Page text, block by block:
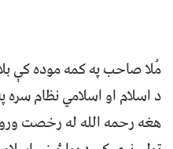
مُلا صاحب په کمه موده کې
د اسلام او اسلامي نظام سره
هغه رحمه الله له رخصت